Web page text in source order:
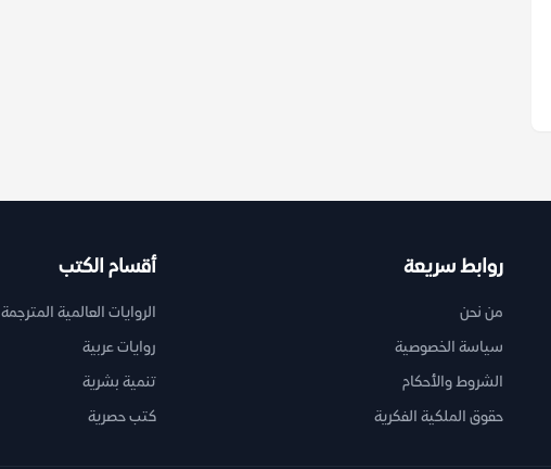
روابط سريعة
من نحن
سياسة الخصوصية
الشروط والأحكام
حقوق الملكية الفكرية
أقسام الكتب
الروايات العالمية المترجمة
روايات عربية
تنمية بشرية
كتب حصرية